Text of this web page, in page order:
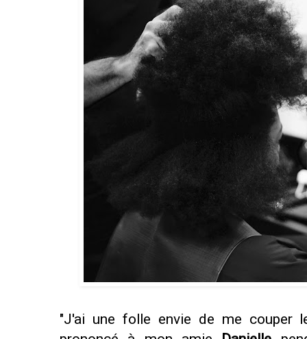
"J'ai une folle envie de me couper